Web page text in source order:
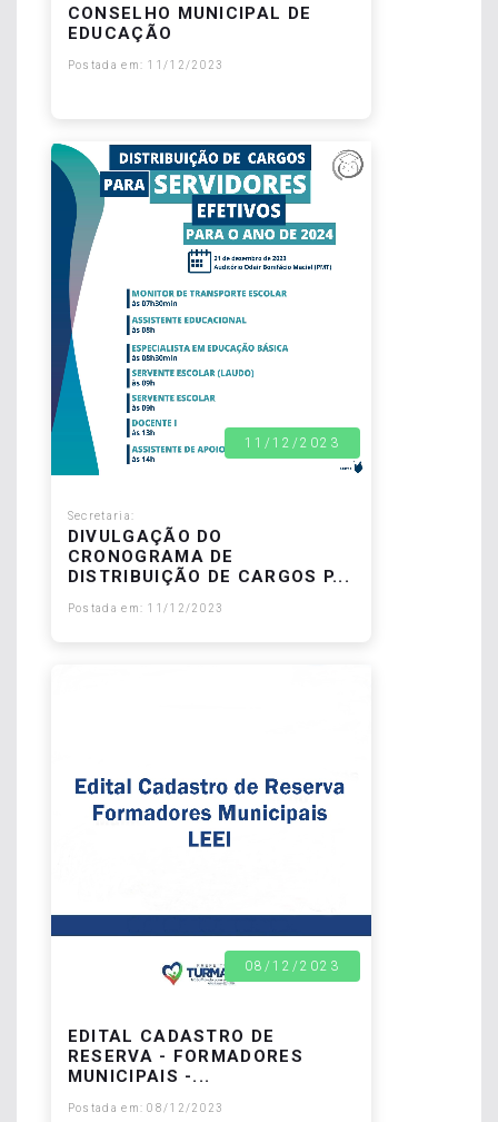
CONSELHO MUNICIPAL DE
EDUCAÇÃO
Postada em: 11/12/2023
11/12/2023
Secretaria:
DIVULGAÇÃO DO
CRONOGRAMA DE
DISTRIBUIÇÃO DE CARGOS P...
Postada em: 11/12/2023
08/12/2023
EDITAL CADASTRO DE
RESERVA - FORMADORES
MUNICIPAIS -...
Postada em: 08/12/2023